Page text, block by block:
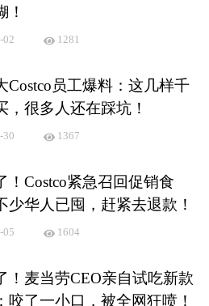
！
02 1281
Costco员工爆料：这几样千
，很多人还在踩坑！
30 1367
！Costco紧急召回促销食
少华人已囤，赶紧去退款！
05 1604
！麦当劳CEO亲自试吃新款
咬了一小口，被全网狂喷！